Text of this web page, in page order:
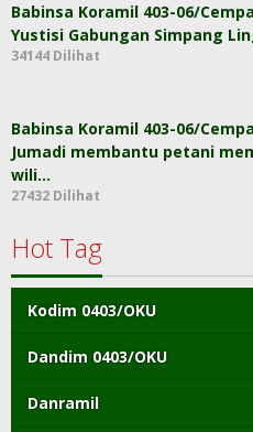
Babinsa Koramil 403-06/
Yustisi Gabungan Simpang
34144 Dilihat
Babinsa Koramil 403-06/
Jumadi membantu petani
wili…
27432 Dilihat
Hot Tag
Kodim 0403/OKU
Dandim 0403/OKU
Danramil